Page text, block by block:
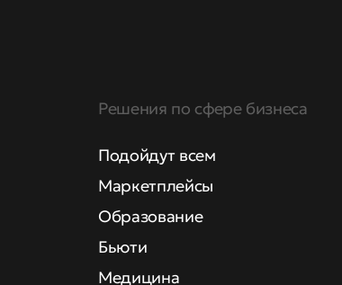
Решения по сфере бизнеса
Подойдут всем
Маркетплейсы
Образование
Бьюти
Медицина